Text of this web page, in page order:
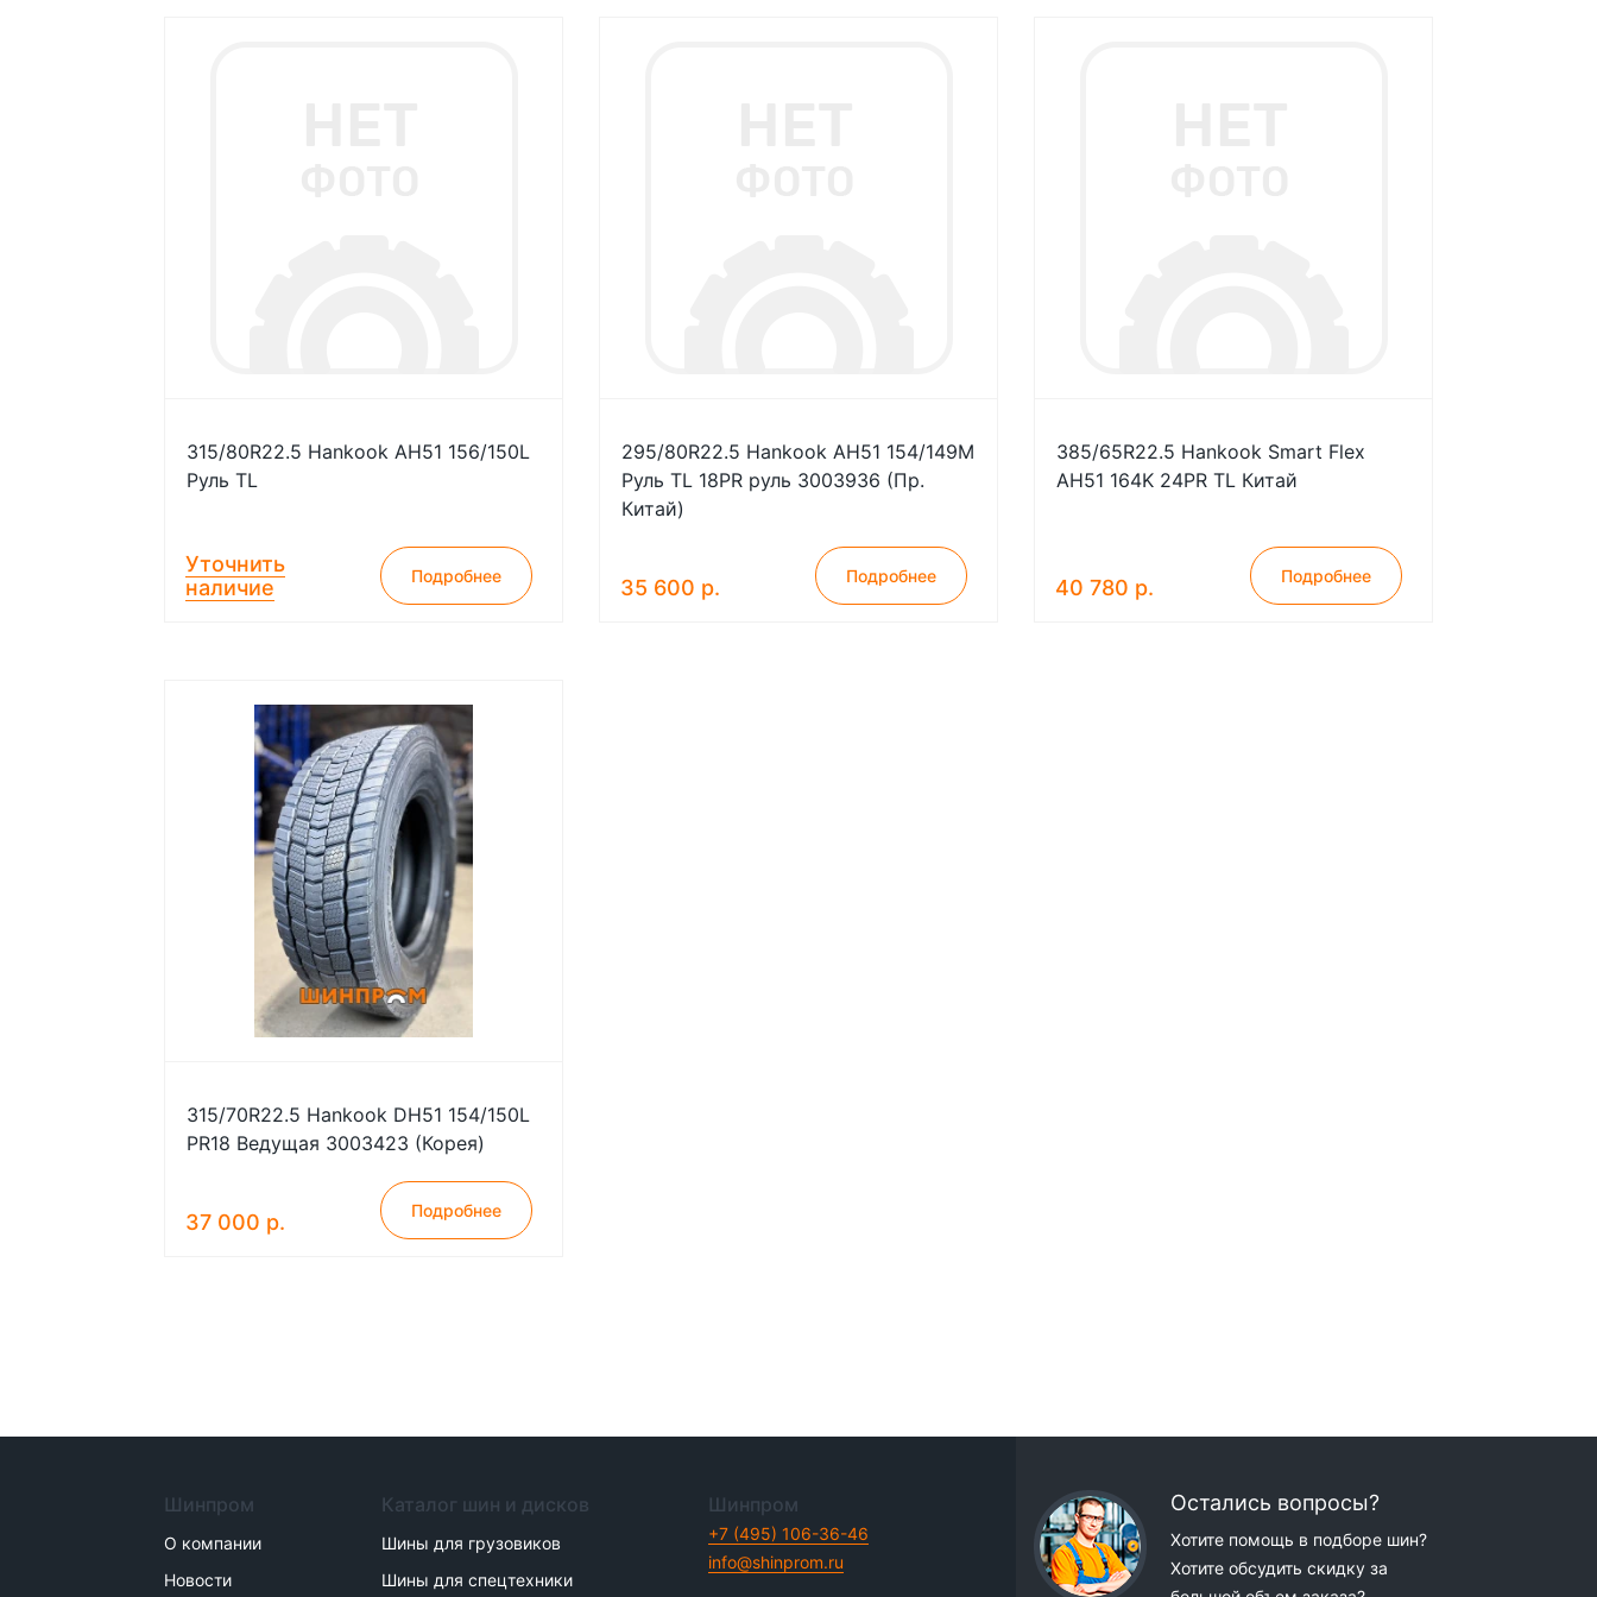
315/80R22.5 Hankook AH51 156/150L
Руль TL
Уточнить
наличие
Подробнее
295/80R22.5 Hankook AH51 154/149M
Руль TL 18PR руль 3003936 (Пр.
Китай)
35 600 р. Подробнее
385/65R22.5 Hankook Smart Flex
AH51 164K 24PR TL Китай
40 780 р. Подробнее
315/70R22.5 Hankook DH51 154/150L
PR18 Ведущая 3003423 (Корея)
37 000 р. Подробнее
Шинпром
О компании
Новости
Каталог шин и дисков
Шины для грузовиков
Шины для спецтехники
Шинпром
+7 (495) 106-36-46
info@shinprom.ru
Остались вопросы?
Хотите помощь в подборе шин?
Хотите обсудить скидку за